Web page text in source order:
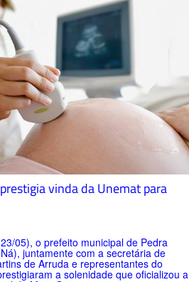
vinda da Unemat para
05), o prefeito municipal de Pedra
juntamente com a secretária de
de Arruda e representantes do
a solenidade que oficializou a